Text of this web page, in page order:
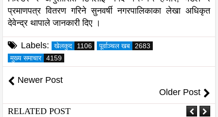
प्रमाणपत्र वितरण गरिने सुनवर्षी नगरपालिकाका लेखा अधिकृत
देवेन्द्र थापाले जानकारी दिए ।
Labels: खेलकुद 1106 पूर्वाञ्चल खब
2683
मुख्य समाचार
4159
Newer Post
Older Post
RELATED POST